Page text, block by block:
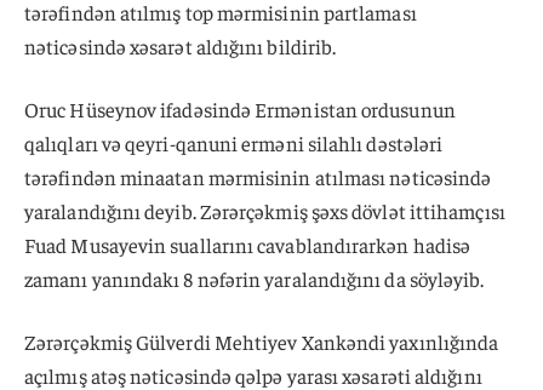
tərəfindən atılmış top mərmisinin partlaması
nəticəsində xəsarət aldığını bildirib.
Oruc Hüseynov ifadəsində Ermənistan ordusunun
qalıqları və qeyri-qanuni erməni silahlı dəstələri
tərəfindən minaatan mərmisinin atılması nəticəsində
yaralandığını deyib. Zərərçəkmiş şəxs dövlət ittihamçısı
Fuad Musayevin suallarını cavablandırarkən hadisə
zamanı yanındakı 8 nəfərin yaralandığını da söyləyib.
Zərərçəkmiş Gülverdi Mehtiyev Xankəndi yaxınlığında
açılmış atəş nəticəsində qəlpə yarası xəsarəti aldığını